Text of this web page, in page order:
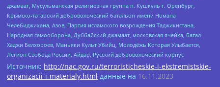
джамаат, Мусульманская религиозная группа п. Кушкуль г. Оренбург,
Крымско-татарский добровольческий батальон имени Номана
Челебиджихана, Азов, Партия исламского возрождения Таджикистана,
Народная самооборона, Дуббайский джамаат, московская ячейка, Батал-
Хаджи Белхороев, Маньяки Культ Убийц, Молодёжь Которая Улыбается,
Легион Свобода России, Айдар, Русский добровольческий корпус
Источник: http://nac.gov.ru/terroristicheskie-i-ekstremistskie-
organizacii-i-materialy.html данные на 16.11.2023